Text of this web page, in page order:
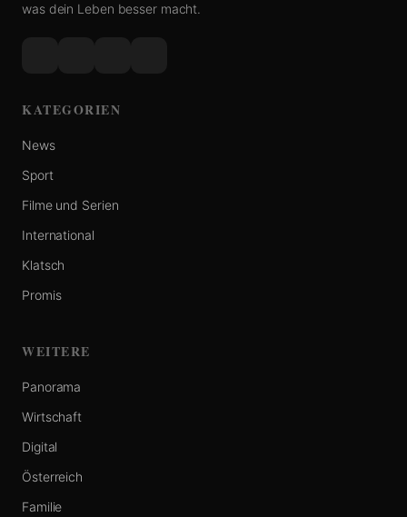
was dein Leben besser macht.
KATEGORIEN
News
Sport
Filme und Serien
International
Klatsch
Promis
WEITERE
Panorama
Wirtschaft
Digital
Österreich
Familie